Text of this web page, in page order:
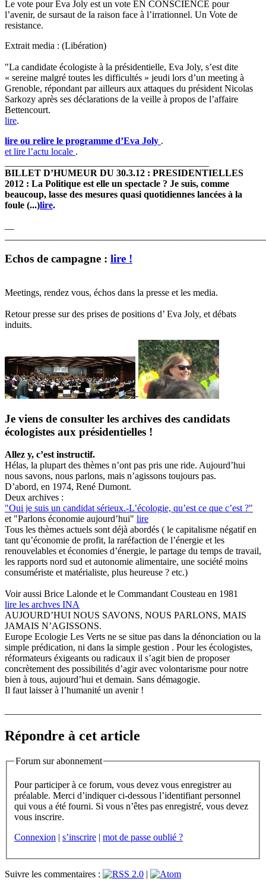
Le vote pour Eva Joly est un vote EN CONSCIENCE pour
l’avenir, de sursaut de la raison face à l’irrationnel. Un Vote de
resistance.
Extrait media : (Libération)
"La candidate écologiste à la présidentielle, Eva Joly, s’est dite
« sereine malgré toutes les difficultés » jeudi lors d’un meeting à
Grenoble, répondant par ailleurs aux attaques du président Nicolas
Sarkozy après ses déclarations de la veille à propos de l’affaire
Bettencourt.
lire.
lire ou relire le programme d’Eva Joly .
et lire l’actu locale .
BILLET D’HUMEUR DU 30.3.12 : PRESIDENTIELLES
2012 : La Politique est elle un spectacle ? Je suis, comme
beaucoup, lasse des mesures quasi quotidiennes lancées à la
foule (...)lire.
Echos de campagne : lire !
Meetings, rendez vous, échos dans la presse et les media.
Retour presse sur des prises de positions d’ Eva Joly, et débats
induits.
-
Je viens de consulter les archives des candidats
écologistes aux présidentielles !
Allez y, c’est instructif.
Hélas, la plupart des thèmes n’ont pas pris une ride. Aujourd’hui
nous savons, nous parlons, mais n’agissons toujours pas.
D’abord, en 1974, René Dumont.
Deux archives :
"Oui je suis un candidat sérieux.-L’écologie, qu’est ce que c’est ?"
et "Parlons économie aujourd’hui" lire
Tous les thèmes actuels sont déjà abordés ( le capitalisme négatif en
tant qu’économie de profit, la raréfaction de l’énergie et les
renouvelables et économies d’énergie, le partage du temps de travail,
les rapports nord sud et autonomie alimentaire, une société moins
consumériste et matérialiste, plus heureuse ? etc.)
Voir aussi Brice Lalonde et le Commandant Cousteau en 1981
lire les archves INA
AUJOURD’HUI NOUS SAVONS, NOUS PARLONS, MAIS
JAMAIS N’AGISSONS.
Europe Ecologie Les Verts ne se situe pas dans la dénonciation ou la
simple prédication, ni dans la simple gestion . Pour les écologistes,
réformateurs éxigeants ou radicaux il s’agit bien de proposer
concrètement des possibilités d’agir avec volontarisme pour notre
bien à tous, aujourd’hui et demain. Sans démagogie.
Il faut laisser à l’humanité un avenir !
Répondre à cet article
Forum sur abonnement
Pour participer à ce forum, vous devez vous enregistrer au
préalable. Merci d’indiquer ci-dessous l’identifiant personnel
qui vous a été fourni. Si vous n’êtes pas enregistré, vous devez
vous inscrire.
Connexion | s’inscrire | mot de passe oublié ?
Suivre les commentaires :
|